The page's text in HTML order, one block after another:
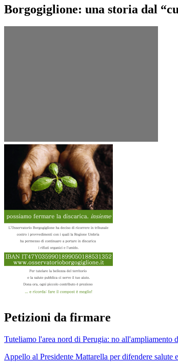
Borgogiglione: una storia dal
Petizioni da firmare
Tuteliamo l'area nord di Perugia: no all'ampliamento
Appello al Presidente Mattarella per difendere salute